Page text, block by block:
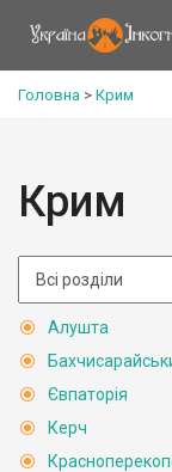
Головна > Крим
Крим
Алушта
Євпаторія
Керч